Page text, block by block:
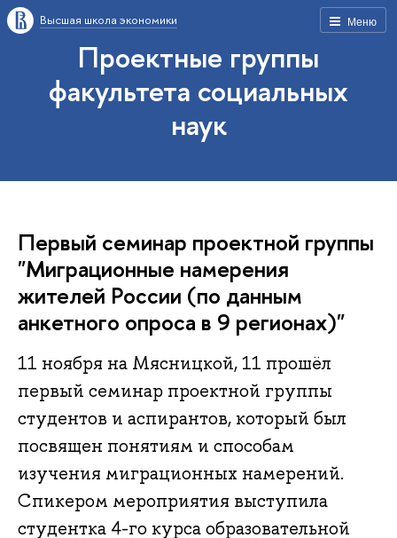
Меню
Высшая школа экономики
Проектные группы
факультета социальных
наук
Первый семинар проектной группы
"Миграционные намерения
жителей России (по данным
анкетного опроса в 9 регионах)"
11 ноября на Мясницкой, 11 прошёл
первый семинар проектной группы
студентов и аспирантов, который был
посвящен понятиям и способам
изучения миграционных намерений.
Спикером мероприятия выступила
студентка 4-го курса образовательной